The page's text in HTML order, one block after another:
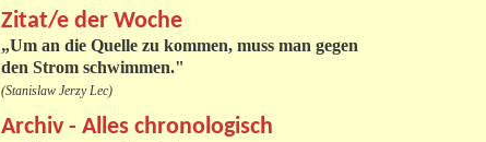
Zitat/e der Woche
„Um an die Quelle zu kommen, muss man gegen
den Strom schwimmen."
(Stanislaw Jerzy Lec)
Archiv - Alles chronologisch